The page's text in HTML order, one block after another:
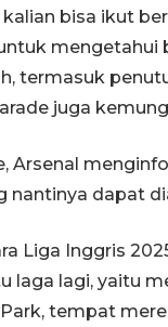
bisa ikut
mengetahui
termasuk
juga
Arsenal
nantinya dapat
Liga Inggris
laga lagi, yaitu
tempat